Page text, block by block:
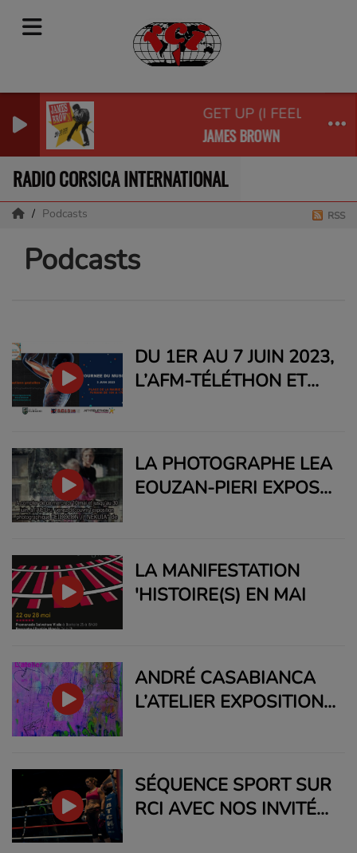
GET UP (I FEEL LIKE
JAMES BROWN
RADIO CORSICA INTERNATIONAL
Podcasts
Podcasts
RSS
DU 1ER AU 7 JUIN 2023,
L’AFM-TÉLÉTHON ET
PREMIÈRE SEMAINE DU
MUSCLE.
LA PHOTOGRAPHE LEA
EOUZAN-PIERI EXPOSE
L’ALB’ORU À BASTIA. «
EIDÕLON // NEKUIA »,
INVITE LE PUBLIC À
SON PROPRE RÉCIT.
LA MANIFESTATION
'HISTOIRE(S) EN MAI
ANDRÉ CASABIANCA
L’ATELIER EXPOSITION
SÉQUENCE SPORT SUR
RCI AVEC NOS INVITÉS